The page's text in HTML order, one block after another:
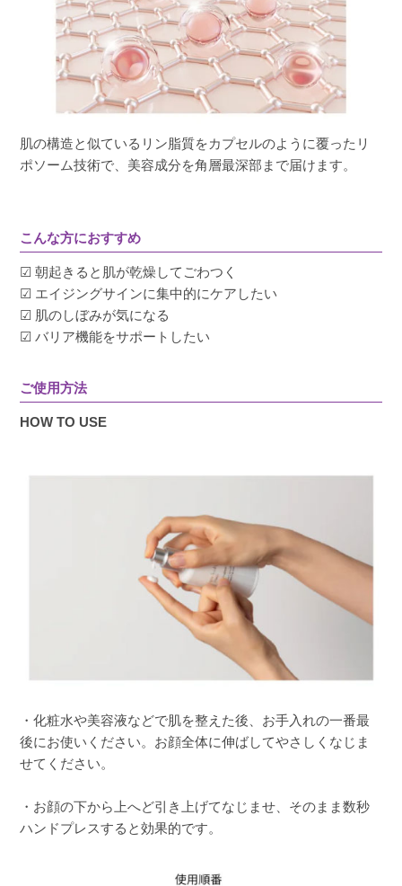
肌の構造と似ているリン脂質をカプセルのように覆ったリ
ポソーム技術で、美容成分を角層最深部まで届けます。
こんな方におすすめ
☑ 朝起きると肌が乾燥してごわつく
☑ エイジングサインに集中的にケアしたい
☑ 肌のしぼみが気になる
☑ バリア機能をサポートしたい
ご使用方法
HOW TO USE
・化粧水や美容液などで肌を整えた後、お手入れの一番最
後にお使いください。お顔全体に伸ばしてやさしくなじま
せてください。
・お顔の下から上へど引き上げてなじませ、そのまま数秒
ハンドプレスすると効果的です。